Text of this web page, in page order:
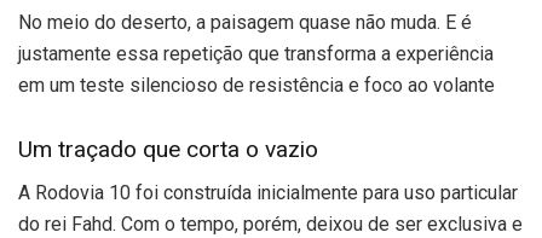
No meio do deserto, a paisagem quase não muda. E é
justamente essa repetição que transforma a experiência
em um teste silencioso de resistência e foco ao volante
Um traçado que corta o vazio
A Rodovia 10 foi construída inicialmente para uso particular
do rei Fahd. Com o tempo, porém, deixou de ser exclusiva e